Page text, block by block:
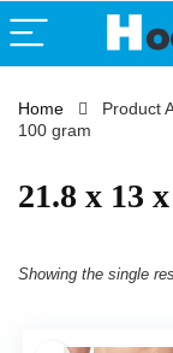
Home Product
100 gram
‎21.8 x 13
Showing the single